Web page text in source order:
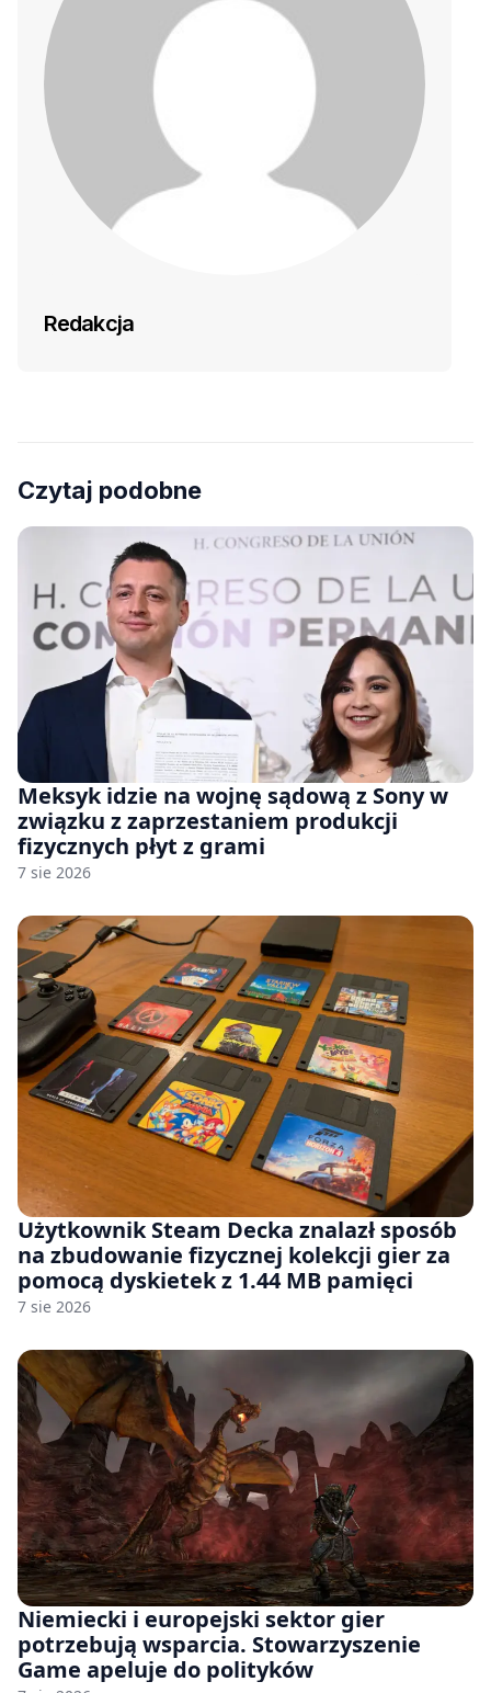
Redakcja
Czytaj podobne
Meksyk idzie na wojnę sądową z Sony w
związku z zaprzestaniem produkcji
fizycznych płyt z grami
7 sie 2026
Użytkownik Steam Decka znalazł sposób
na zbudowanie fizycznej kolekcji gier za
pomocą dyskietek z 1.44 MB pamięci
7 sie 2026
Niemiecki i europejski sektor gier
potrzebują wsparcia. Stowarzyszenie
Game apeluje do polityków